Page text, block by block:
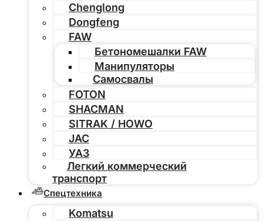
Chenglong
Dongfeng
FAW
Бетономешалки FAW
Манипуляторы
Самосвалы
FOTON
SHACMAN
SITRAK / HOWO
JAC
УАЗ
Легкий коммерческий
транспорт
Спецтехника
Komatsu